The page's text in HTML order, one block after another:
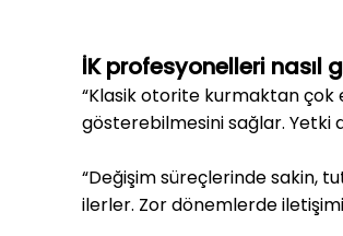
İK profesyonelleri nasıl
“Klasik otorite kurmaktan çok
gösterebilmesini sağlar. Yetki
“Değişim süreçlerinde sakin,
ilerler. Zor dönemlerde